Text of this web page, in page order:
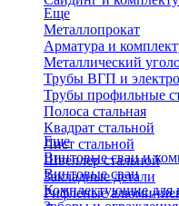
Еще
Металлопрокат
Арматура и
Металлический
Трубы ВГП и
Трубы профильные
Полоса стальная
Квадрат стальной
Лист стальной
Швеллер стальной
Закладные детали
Рифленые
Еще
Винтовые сваи и
Винтовые сваи
Комплектующие для